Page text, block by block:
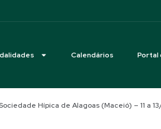
Calendários Portal
Hípica de Alagoas (Maceió) – 11 a 13/